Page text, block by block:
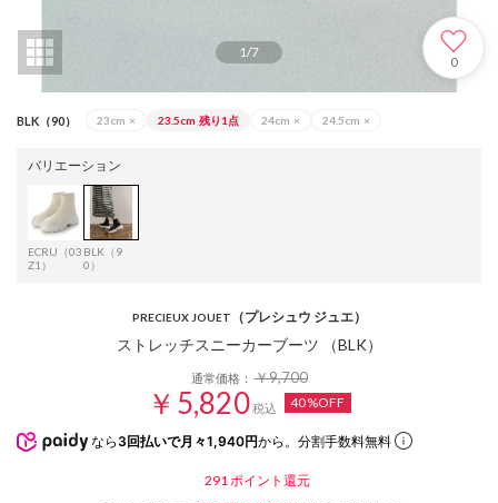
1/7
0
BLK（90） 23cm × 23.5cm 残り1点 24cm × 24.5cm ×
バリエーション
ECRU（03
Z1）
BLK（9
0）
PRECIEUX JOUET （プレシュウ ジュエ）
ストレッチスニーカーブーツ （BLK）
通常価格：￥9,700
￥5,820税込 40%OFF
なら 3回払いで月々1,940円から。分割手数料無料
291 ポイント還元